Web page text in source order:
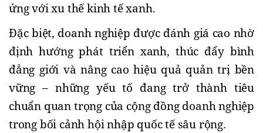
ứng với xu thế kinh tế xanh.
Đặc biệt, doanh nghiệp được đánh giá cao nhờ
định hướng phát triển xanh, thúc đẩy bình
đẳng giới và nâng cao hiệu quả quản trị bền
vững – những yếu tố đang trở thành tiêu
chuẩn quan trọng của cộng đồng doanh nghiệp
trong bối cảnh hội nhập quốc tế sâu rộng.